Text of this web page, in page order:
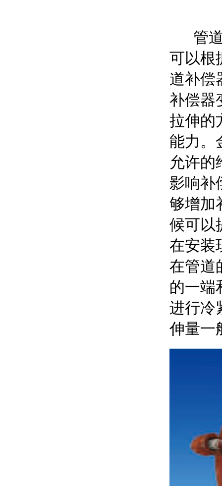
管道
可以根
道补偿
补偿器
拉伸的
能力。
允许的
影响补
够增加
候可以
在安装
在管道
的一端
进行冷
伸量一